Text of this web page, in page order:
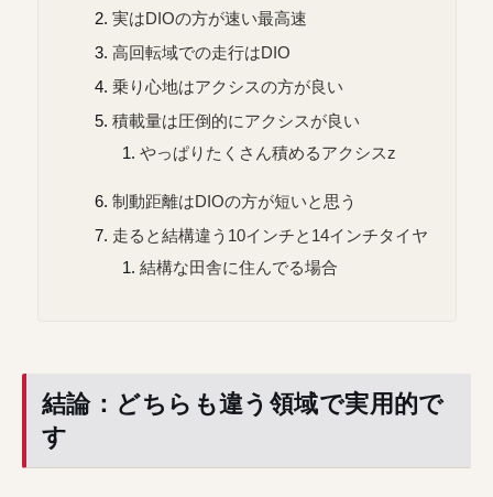
実はDIOの方が速い最高速
高回転域での走行はDIO
乗り心地はアクシスの方が良い
積載量は圧倒的にアクシスが良い
やっぱりたくさん積めるアクシスz
制動距離はDIOの方が短いと思う
走ると結構違う10インチと14インチタイヤ
結構な田舎に住んでる場合
結論：どちらも違う領域で実用的で
す